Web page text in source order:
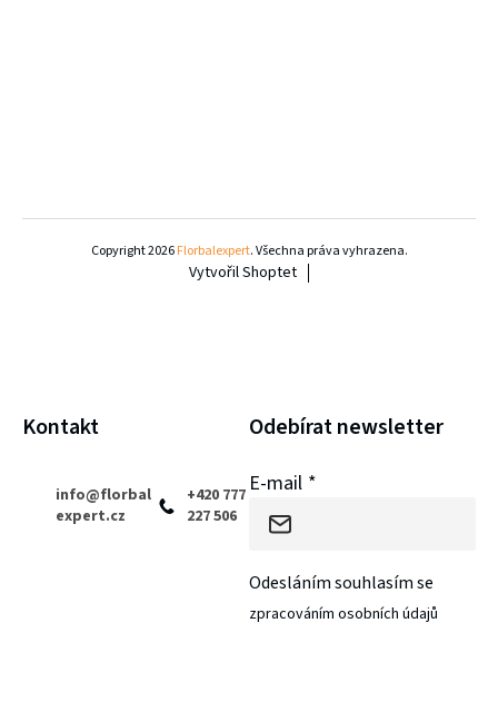
Kontakt
info@florbal
expert.cz
+420 777
227 506
Odebírat newsletter
E-mail
Odesláním souhlasím se
zpracováním osobních údajů
Vytvořil Shoptet
Copyright 2026Florbalexpert. Všechna práva vyhrazena.